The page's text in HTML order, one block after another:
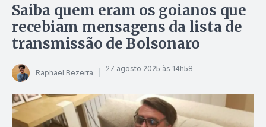
Saiba quem eram os goianos que
recebiam mensagens da lista de
transmissão de Bolsonaro
Raphael Bezerra 27 agosto 2025 às 14h58